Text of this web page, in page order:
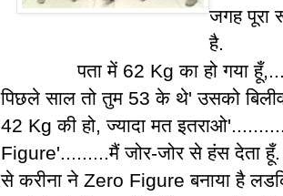
जगह पूरा
है.
पता में 62 Kg का हो गया
पिछले साल तो तुम 53 के थे' उसको
42 Kg की हो, ज्यादा मत
Figure'.........मैं जोर-जोर से हंस देता
से करीना ने Zero Figure बनाया है